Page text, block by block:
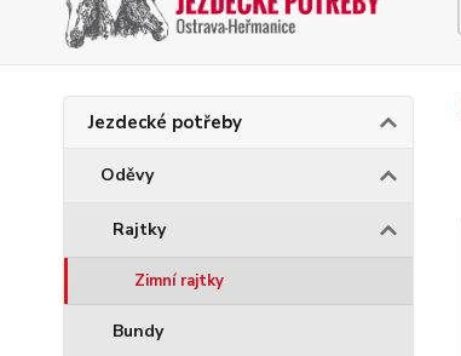
Jezdecké potřeby
Oděvy
Rajtky
Zimní rajtky
Bundy